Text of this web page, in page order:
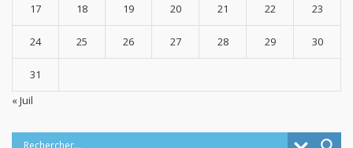
17 18 19 20 21 22 23
24 25 26 27 28 29 30
31
« Juil